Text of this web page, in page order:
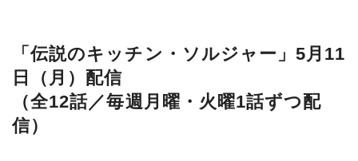
「伝説のキッチン・ソルジャー」5月11
日（月）配信
（全12話／毎週月曜・火曜1話ずつ配
信）